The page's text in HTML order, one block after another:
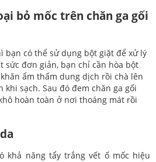
bỏ mốc trên chăn ga gối
bạn có thể sử dụng bột giặt để xử lý
sức đơn giản, bạn chỉ cần hòa bột
ẩm thấm dung dịch rồi chà lên
khi sạch. Sau đó đem chăn ga gối
hoàn toàn ở nơi thoáng mát rồi
khả năng tẩy trắng vết ố mốc hiệu